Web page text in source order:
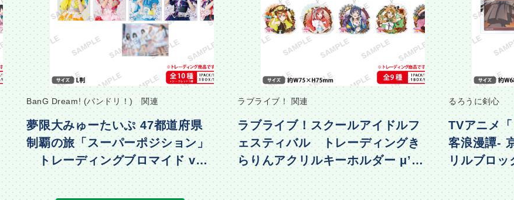
BanG Dream! (バンドリ！) 関連
夢限大みゅーたいぷ 47都道府県
制覇の旅「スーパーポジション」
トレーディングブロマイド vol.
2
ラブライブ！ 関連
ラブライブ！スクールアイドルフ
ェスティバル トレーディングき
らりんアクリルキーホルダー μ’s
動物編Part2ver.
るろうに剣心
TVアニメ
客浪漫譚-
リルブロ